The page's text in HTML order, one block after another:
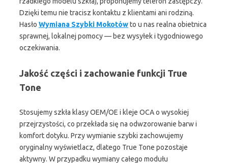
Dzięki temu nie tracisz kontaktu z klientami ani rodziną.
Hasło Wymiana Szybki Mokotówto u nas realna obietnica
sprawnej, lokalnej pomocy — bez wysyłek i tygodniowego
oczekiwania.
Jakość części i zachowanie funkcji True
Tone
Stosujemy szkła klasy OEM/OE i kleje OCA o wysokiej
przejrzystości, co przekłada się na odwzorowanie barw i
komfort dotyku. Przy wymianie szybki zachowujemy
oryginalny wyświetlacz, dlatego True Tone pozostaje
aktywny. W przypadku wymiany całego modułu